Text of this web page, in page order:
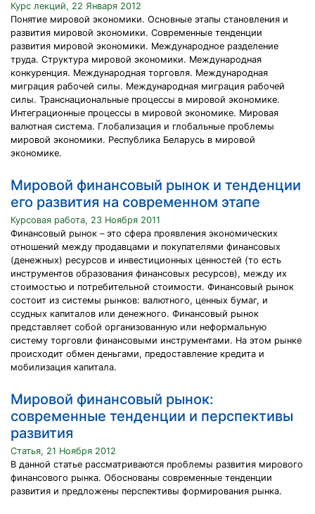
Курс лекций, 22 Января 2012
Понятие мировой экономики. Основные этапы становления и
развития мировой экономики. Современные тенденции
развития мировой экономики. Международное разделение
труда. Структура мировой экономики. Международная
конкуренция. Международная торговля. Международная
миграция рабочей силы. Международная миграция рабочей
силы. Транснациональные процессы в мировой экономике.
Интеграционные процессы в мировой экономике. Мировая
валютная система. Глобализация и глобальные проблемы
мировой экономики. Республика Беларусь в мировой
экономике.
Мировой финансовый рынок и тенденции
его развития на современном этапе
Курсовая работа, 23 Ноября 2011
Финансовый рынок – это сфера проявления экономических
отношений между продавцами и покупателями финансовых
(денежных) ресурсов и инвестиционных ценностей (то есть
инструментов образования финансовых ресурсов), между их
стоимостью и потребительной стоимости. Финансовый рынок
состоит из системы рынков: валютного, ценных бумаг, и
ссудных капиталов или денежного. Финансовый рынок
представляет собой организованную или неформальную
систему торговли финансовыми инструментами. На этом рынке
происходит обмен деньгами, предоставление кредита и
мобилизация капитала.
Мировой финансовый рынок:
современные тенденции и перспективы
развития
Статья, 21 Ноября 2012
В данной статье рассматриваются проблемы развития мирового
финансового рынка. Обоснованы современные тенденции
развития и предложены перспективы формирования рынка.